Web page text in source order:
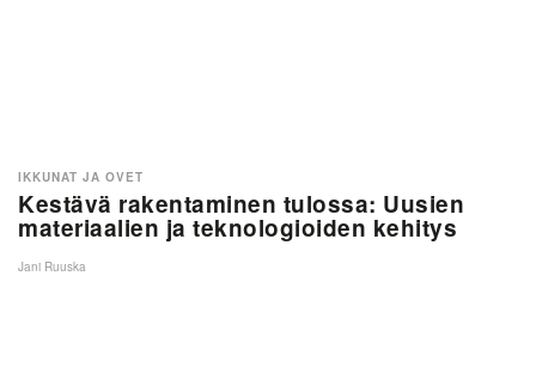
Kestävä rakentaminen tulossa: Uusien
materiaalien ja teknologioiden kehitys
IKKUNAT JA OVET
Jani Ruuska